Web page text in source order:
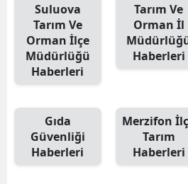
Suluova
Tarım Ve
Orman İlçe
Müdürlüğü
Haberleri
Tarım Ve
Orman İl
Haberleri
Gıda
Güvenliği
Haberleri
Merzifon
Tarım
Haberleri